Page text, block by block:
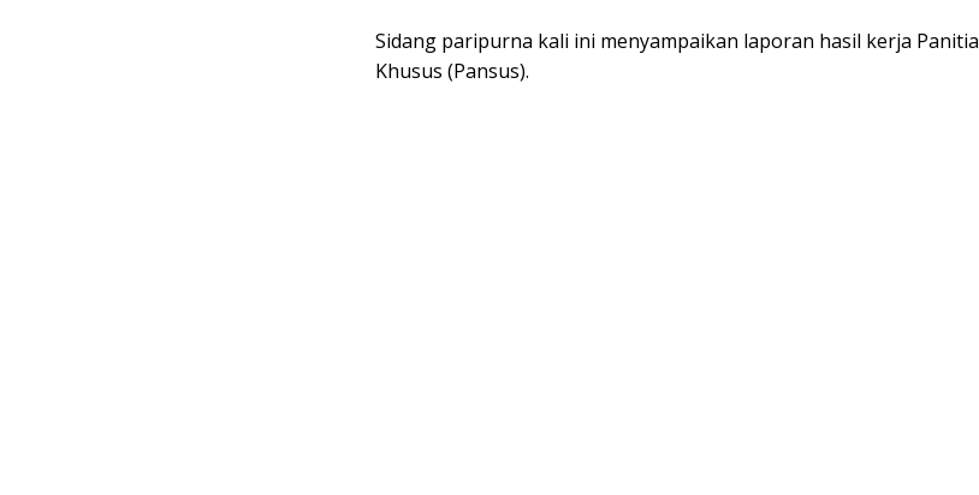
Sidang paripurna kali ini menyampaikan laporan hasil kerja Panitia
Khusus (Pansus).